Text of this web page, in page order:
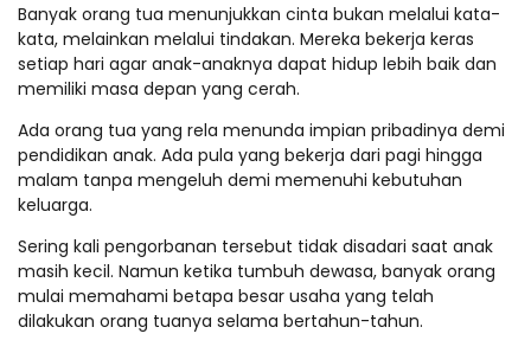
Banyak orang tua menunjukkan cinta bukan melalui kata-
kata, melainkan melalui tindakan. Mereka bekerja keras
setiap hari agar anak-anaknya dapat hidup lebih baik dan
memiliki masa depan yang cerah.
Ada orang tua yang rela menunda impian pribadinya demi
pendidikan anak. Ada pula yang bekerja dari pagi hingga
malam tanpa mengeluh demi memenuhi kebutuhan
keluarga.
Sering kali pengorbanan tersebut tidak disadari saat anak
masih kecil. Namun ketika tumbuh dewasa, banyak orang
mulai memahami betapa besar usaha yang telah
dilakukan orang tuanya selama bertahun-tahun.